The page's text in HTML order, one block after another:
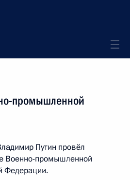
промышленной
Путин провёл
Военно-промышленной
Федерации.